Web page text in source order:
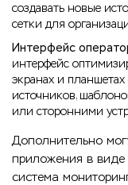
создавать новые
сетки для
Интерфейс
интерфейс
экранах и
источников,
или сторонними
Дополнительно
приложения в виде
система